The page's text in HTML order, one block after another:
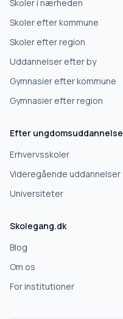
Skoler i nærheden
Skoler efter kommune
Skoler efter region
Uddannelser efter by
Gymnasier efter kommune
Gymnasier efter region
Efter ungdomsuddannelse
Erhvervsskoler
Videregående uddannelser
Universiteter
Skolegang.dk
Blog
Om os
For institutioner